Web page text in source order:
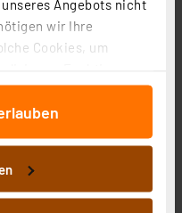
Angebots nicht
wir Ihre
Cookies, um
und die Zugriffe
Außerdem geben
unserer Website
Werbung und
führen diese
weiteren Daten
zu Versandkosten